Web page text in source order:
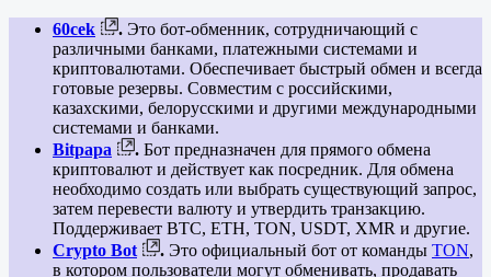
60cek . Это бот-обменник, сотрудничающий с
различными банками, платежными системами и
криптовалютами. Обеспечивает быстрый обмен и всегда
готовые резервы. Совместим с российскими,
казахскими, белорусскими и другими международными
системами и банками.
Bitpapa
. Бот предназначен для прямого обмена
криптовалют и действует как посредник. Для обмена
необходимо создать или выбрать существующий запрос,
затем перевести валюту и утвердить транзакцию.
Поддерживает BTC, ETH, TON, USDT, XMR и другие.
Crypto Bot
. Это официальный бот от команды TON,
в котором пользователи могут обменивать, продавать